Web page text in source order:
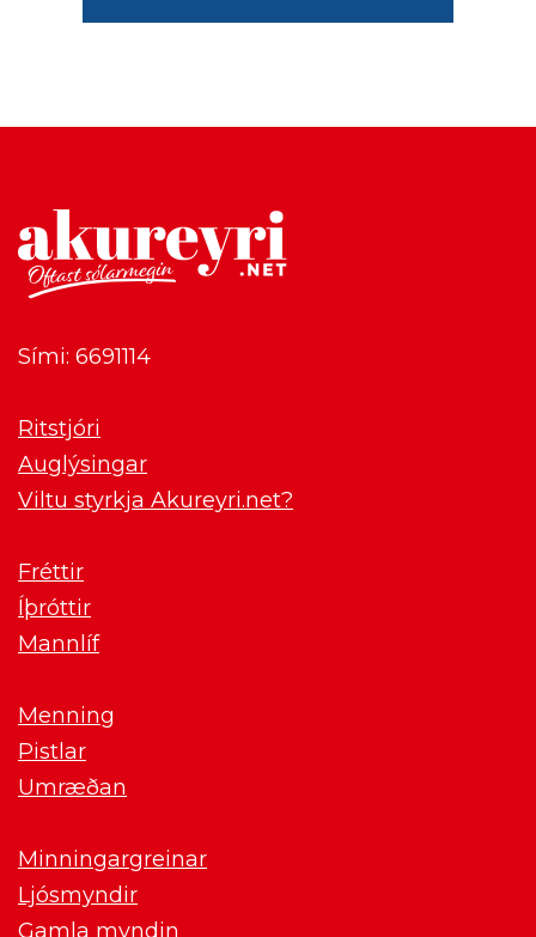
Sími: 6691114
Ritstjóri
Auglýsingar
Viltu styrkja Akureyri.net?
Fréttir
Íþróttir
Mannlíf
Menning
Pistlar
Umræðan
Minningargreinar
Ljósmyndir
Gamla myndin